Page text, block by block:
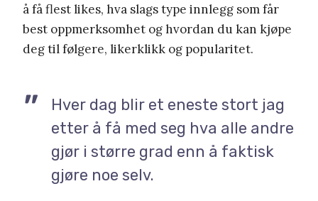
å få flest likes, hva slags type innlegg som får
best oppmerksomhet og hvordan du kan kjøpe
deg til følgere, likerklikk og popularitet.
Hver dag blir et eneste stort jag
etter å få med seg hva alle andre
gjør i større grad enn å faktisk
gjøre noe selv.